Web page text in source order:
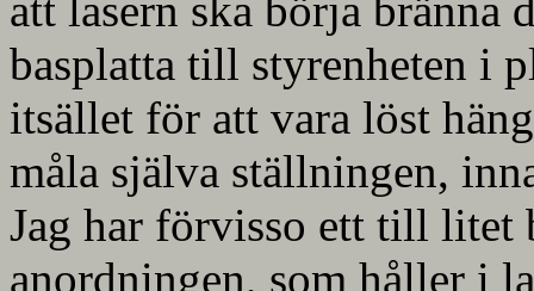
basplatta till styrenheten i
itsället för att vara löst
måla själva ställningen,
Jag har förvisso ett till litet
anordningen, som håller i